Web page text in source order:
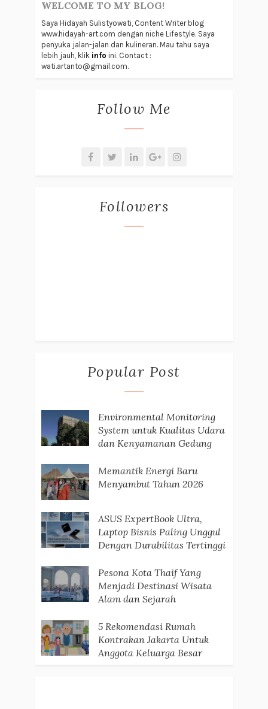
WELCOME TO MY BLOG!
Saya Hidayah Sulistyowati, Content Writer blog
www.hidayah-art.com dengan niche Lifestyle. Saya
penyuka jalan-jalan dan kulineran. Mau tahu saya
lebih jauh, klik info ini. Contact :
wati.artanto@gmail.com.
Follow Me
Followers
Popular Post
Environmental Monitoring
System untuk Kualitas Udara
dan Kenyamanan Gedung
Memantik Energi Baru
Menyambut Tahun 2026
ASUS ExpertBook Ultra,
Laptop Bisnis Paling Unggul
Dengan Durabilitas Tertinggi
Pesona Kota Thaif Yang
Menjadi Destinasi Wisata
Alam dan Sejarah
5 Rekomendasi Rumah
Kontrakan Jakarta Untuk
Anggota Keluarga Besar